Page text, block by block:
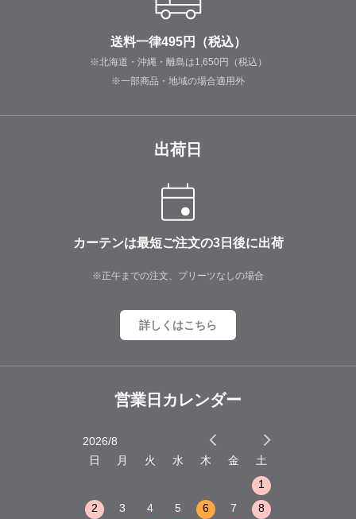
送料一律495円（税込）
※北海道・沖縄・離島は1,650円（税込）
※一部商品・地域の場合適用外
出荷日
カーテンは最短ご注文の3日後に出荷
※正午までの注文、プリーツなしの場合
詳しくはこちら
営業日カレンダー
2026/8
日
月 火 水 木 金
土
1
2
3 4 5 6 7
8